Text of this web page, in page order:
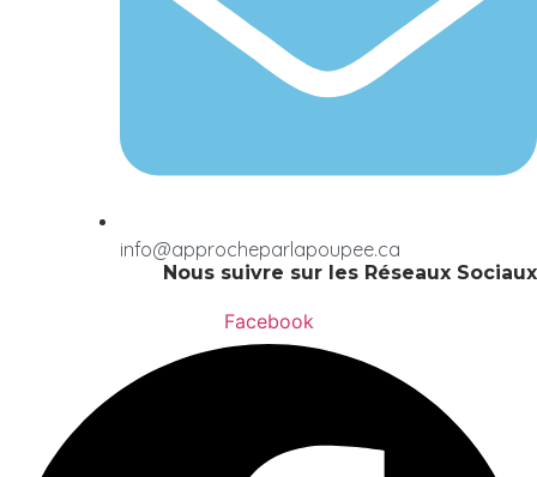
info@approcheparlapoupee.ca
Nous suivre sur les Réseaux Sociaux
Facebook